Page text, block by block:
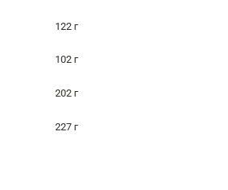
122 г
102 г
202 г
227 г